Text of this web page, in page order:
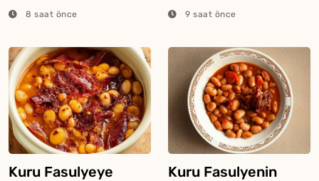
Mu?8 saat önce 9 saat önce
Kuru Fasulyeye
Kuru Fasulyenin